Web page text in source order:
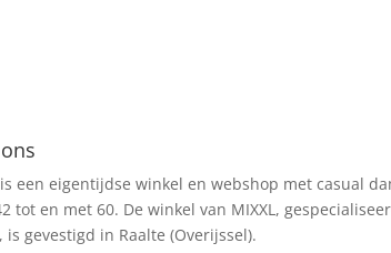
is een eigentijdse winkel en webshop met casual
tot en met 60. De winkel van MIXXL,
is gevestigd in Raalte (Overijssel).